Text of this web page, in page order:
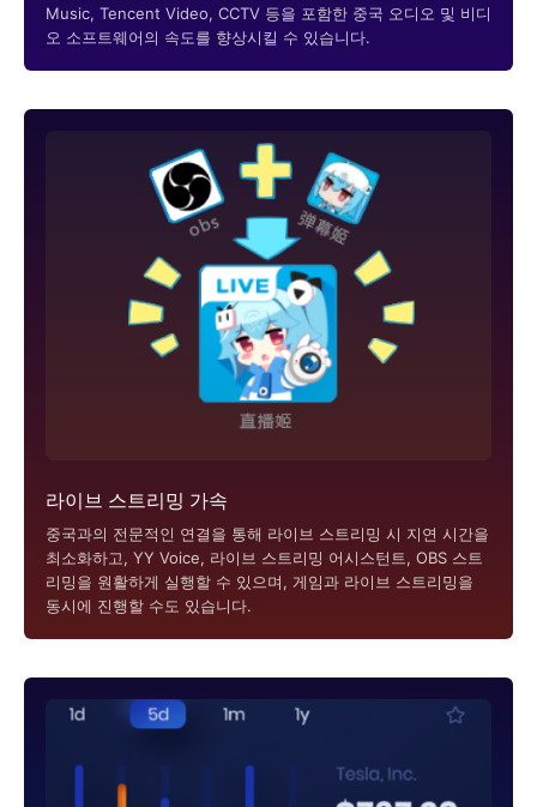
Music, Tencent Video, CCTV 등을 포함한 중국 오디오 및 비디
오 소프트웨어의 속도를 향상시킬 수 있습니다.
라이브 스트리밍 가속
중국과의 전문적인 연결을 통해 라이브 스트리밍 시 지연 시간을
최소화하고, YY Voice, 라이브 스트리밍 어시스턴트, OBS 스트
리밍을 원활하게 실행할 수 있으며, 게임과 라이브 스트리밍을
동시에 진행할 수도 있습니다.